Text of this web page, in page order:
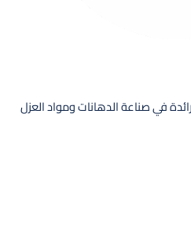
في صناعة الدهانات ومواد العزل